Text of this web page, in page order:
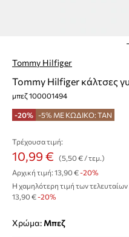
Tommy Hilfiger
Tommy Hilfiger κάλτσες
μπεζ 100001494
-20% -5% ΜΕ ΚΩΔΙΚΟ: TAN
Τρέχουσα τιμή:
10,99 €
(5,50 € / τεμ.)
Αρχική τιμή: 13,90 €-20%
Η χαμηλότερη τιμή των
13,90 € -20%
Χρώμα: μπεζ